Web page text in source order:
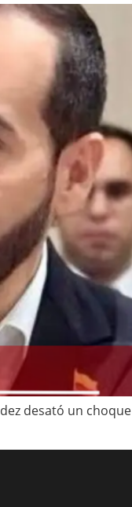
desató un choque